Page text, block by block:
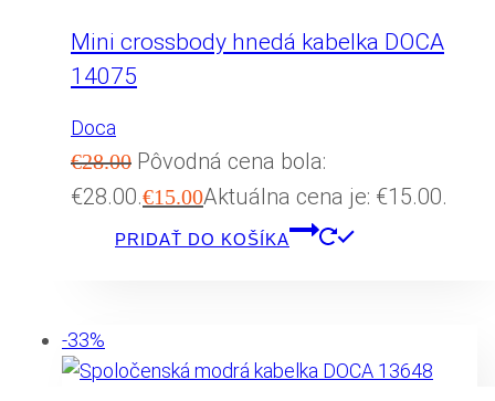
Mini crossbody hnedá kabelka DOCA
14075
Doca
€28.00 Pôvodná cena bola:
€28.00.€15.00Aktuálna cena je: €15.00.
PRIDAŤ DO KOŠÍKA
-33%